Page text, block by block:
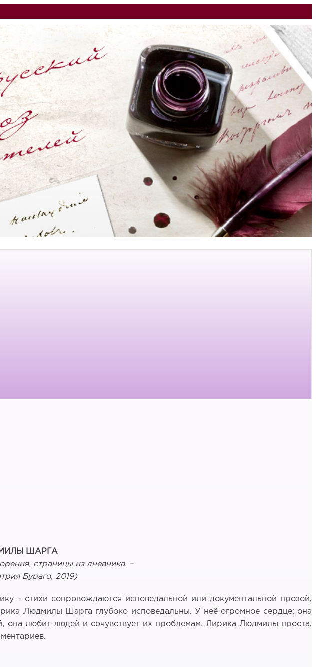
ШАРГА
страницы из дневника. –
Бураго, 2019)
– стихи сопровождаются исповедальной или документальной прозой,
Людмилы Шарга глубоко исповедальны. У неё огромное сердце; она
она любит людей и сочувствует их проблемам. Лирика Людмилы проста,